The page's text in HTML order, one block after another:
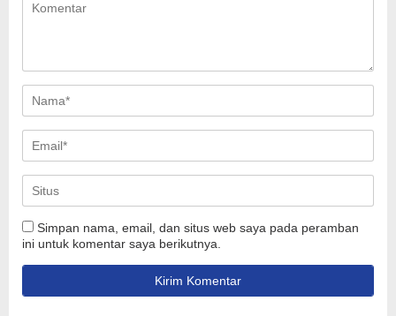
Simpan nama, email, dan situs web saya pada peramban
ini untuk komentar saya berikutnya.